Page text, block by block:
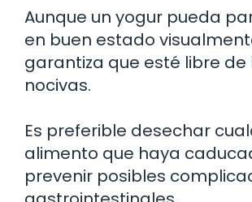
Aunque un yogur pueda
en buen estado
garantiza que esté libre
nocivas.
Es preferible desechar
alimento que haya
prevenir posibles